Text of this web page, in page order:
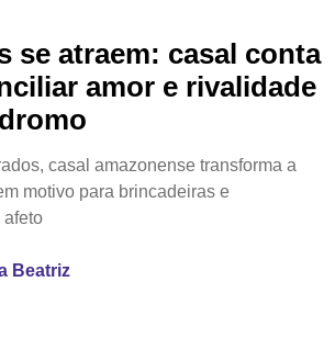
se atraem: casal conta
amor e rivalidade
casal amazonense transforma a
motivo para brincadeiras e
afeto
Beatriz